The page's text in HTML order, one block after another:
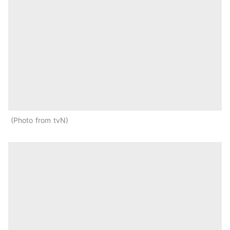
Photo from tvN